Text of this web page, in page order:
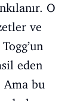
O
ve
eden
Ama bu